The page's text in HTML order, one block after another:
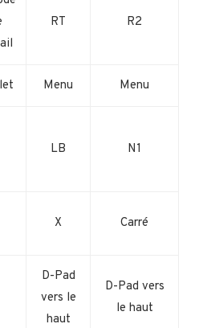
RT R2
Menu Menu
LB N1
X Carré
D-Pad
vers le
haut
D-Pad vers
le haut